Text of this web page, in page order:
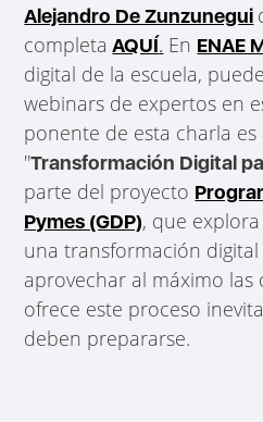
Alejandro De Zunzunegui
completa AQUÍ. En ENAE
digital de la escuela,
webinars de expertos en
ponente de esta charla
''Transformación Digital
parte del proyecto
Pymes (GDP), que
una transformación
aprovechar al máximo
ofrece este proceso
deben prepararse.